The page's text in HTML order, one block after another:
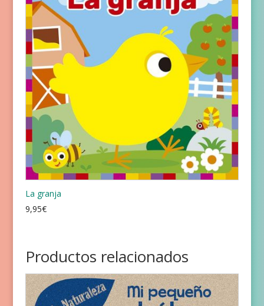
La granja
9,95€
Productos relacionados